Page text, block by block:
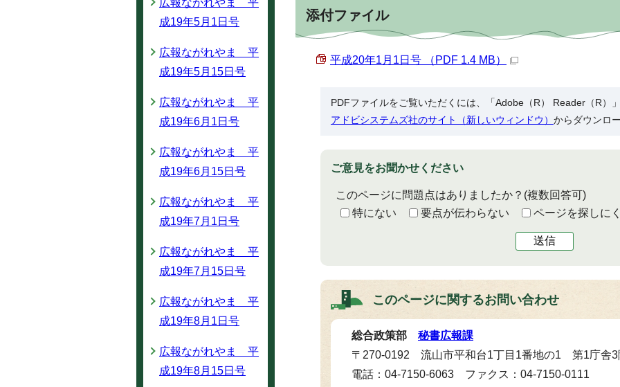
添付ファイル
平成20年1月1日号 （PDF 1.4 MB）
PDFファイルをご覧いただくには、「Adobe（R） Reader（R）
アドビシステムズ社のサイト（新しいウィンドウ） からダウンロ
ご意見をお聞かせください
このページに問題点はありましたか？ (複数回答可)
特にない
要点が伝わらない ページを探しに
送信
このページに関するお問い合わせ
総合政策部 秘書広報課
〒270-0192 流山市平和台1丁目1番地の1 第1庁舎3
電話：04-7150-6063 ファクス：04-7150-0111
広報ながれやま 平
成19年5月1日号
広報ながれやま 平
成19年5月15日号
広報ながれやま 平
成19年6月1日号
広報ながれやま 平
成19年6月15日号
広報ながれやま 平
成19年7月1日号
広報ながれやま 平
成19年7月15日号
広報ながれやま 平
成19年8月1日号
広報ながれやま 平
成19年8月15日号